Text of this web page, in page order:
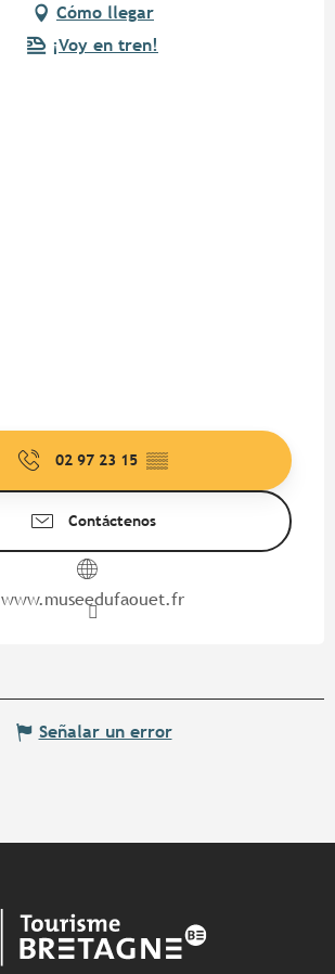
Cómo llegar
¡Voy en tren!
02 97 23 15 ▒▒
Contáctenos
www.museedufaouet.fr
Señalar un error